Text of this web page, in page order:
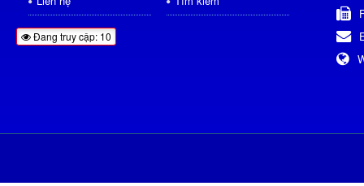
Đang truy cập: 10